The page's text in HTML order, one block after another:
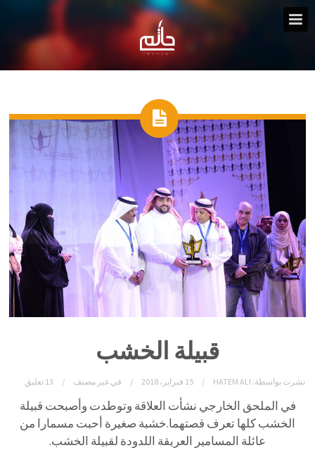
قبيلة الخشب
نشرت بواسطة: HATEM ALI 15 فبراير، 2018 فيغير مصنف 13 تعليق
في الملحق الخارجي نشأت العلاقة وتوطدت وأصبحت قبيلة
الخشب كلها تعرف قصتهما.خشبة صغيرة أحبت مسمارا من
عائلة المسامير العريقة اللدودة لقبيلة الخشب.